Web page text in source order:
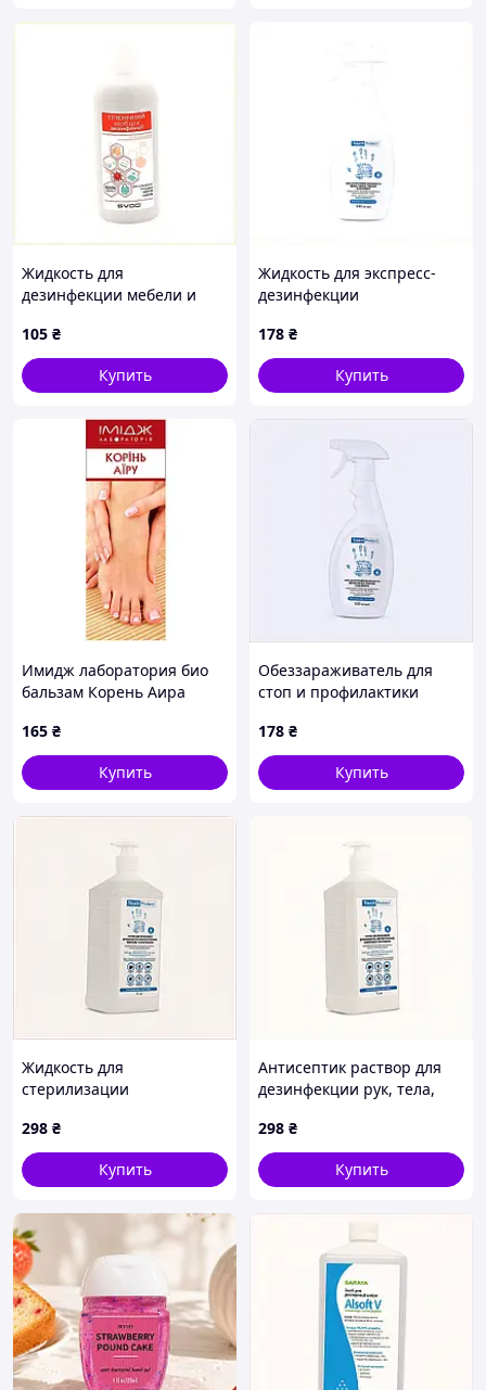
Жидкость для
дезинфекции мебели и
84P9H6067
105 ₴
Купить
Жидкость для экспресс-
дезинфекции
81X6318M8
178 ₴
Купить
Имидж лаборатория био
бальзам Корень Аира
грибок
165 ₴
Купить
Обеззараживатель для
стоп и профилактики
178 ₴
Купить
Жидкость для
стерилизации
инструментов 1000 мл
816C31T92
298 ₴
Купить
Антисептик раствор для
дезинфекции рук, тела,
инструментов Touch
Protect 1 л 81E6P3192
298 ₴
Купить